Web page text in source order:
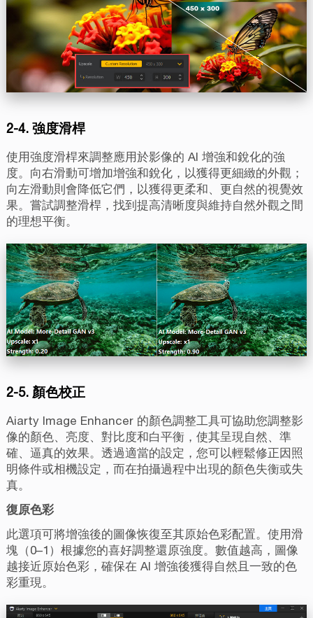
2-4. 強度滑桿
使用強度滑桿來調整應用於影像的 AI 增強和銳化的強
度。向右滑動可增加增強和銳化，以獲得更細緻的外觀；
向左滑動則會降低它們，以獲得更柔和、更自然的視覺效
果。嘗試調整滑桿，找到提高清晰度與維持自然外觀之間
的理想平衡。
2-5. 顏色校正
Aiarty Image Enhancer 的顏色調整工具可協助您調整影
像的顏色、亮度、對比度和白平衡，使其呈現自然、準
確、逼真的效果。透過適當的設定，您可以輕鬆修正因照
明條件或相機設定，而在拍攝過程中出現的顏色失衡或失
真。
復原色彩
此選項可將增強後的圖像恢復至其原始色彩配置。使用滑
塊（0–1）根據您的喜好調整還原強度。數值越高，圖像
越接近原始色彩，確保在 AI 增強後獲得自然且一致的色
彩重現。